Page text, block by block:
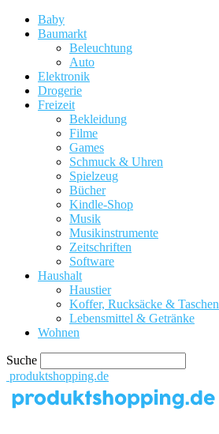
Baby
Baumarkt
Beleuchtung
Auto
Elektronik
Drogerie
Freizeit
Bekleidung
Filme
Games
Schmuck & Uhren
Spielzeug
Bücher
Kindle-Shop
Musik
Musikinstrumente
Zeitschriften
Software
Haushalt
Haustier
Koffer, Rucksäcke & Taschen
Lebensmittel & Getränke
Wohnen
Suche
produktshopping.de